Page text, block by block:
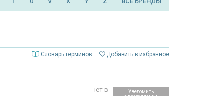
Словарь терминов Добавить в избранное
нет в
Уведомить